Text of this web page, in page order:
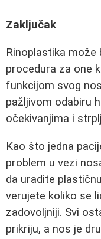
Zaključak
Rinoplastika
procedura za one
funkcijom svog
pažljivom odabiru
očekivanjima i
Kao što jedna
problem u vezi
da uradite
verujete koliko se
zadovoljniji. Svi
prikriju, a nos je